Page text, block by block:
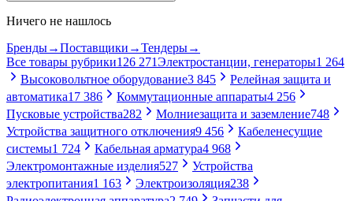
Ничего не нашлось
Бренды→Поставщики →Тендеры→
Все товары рубрики126 271Электростанции, генераторы1 264
Высоковольтное оборудование3 845
Релейная защита и
автоматика17 386 Коммутационные аппараты4 256
Пусковые устройства282 Молниезащита и заземление748
Устройства защитного отключения9 456
Кабеленесущие
системы1 724 Кабельная арматура4 968
Электромонтажные изделия527
Устройства
электропитания1 163 Электроизоляция238